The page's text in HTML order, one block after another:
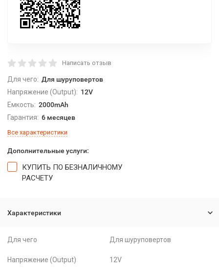
Написать отзыв
Для чего: Для шуруповертов
Напряжение (Output): 12V
Емкость: 2000mAh
Гарантия: 6 месяцев
Все характеристики
Дополнительные услуги:
КУПИТЬ ПО БЕЗНАЛИЧНОМУ
РАСЧЕТУ
Характеристики
Для чего Для шуруповертов
Напряжение (Output) 12V